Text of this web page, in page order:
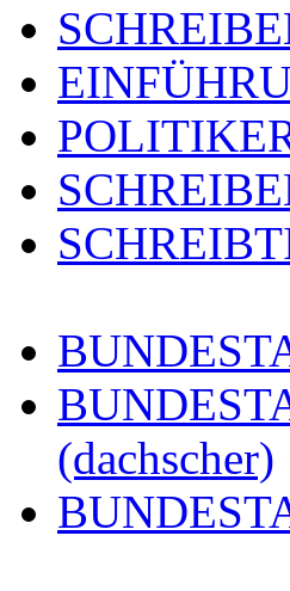
(dachscher)